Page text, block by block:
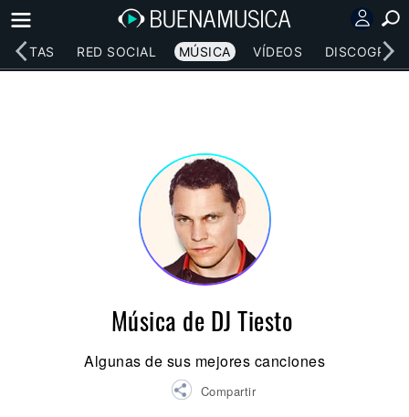
RED SOCIAL MÚSICA VÍDEOS
Música de DJ Tiesto
Algunas de sus mejores canciones
Compartir